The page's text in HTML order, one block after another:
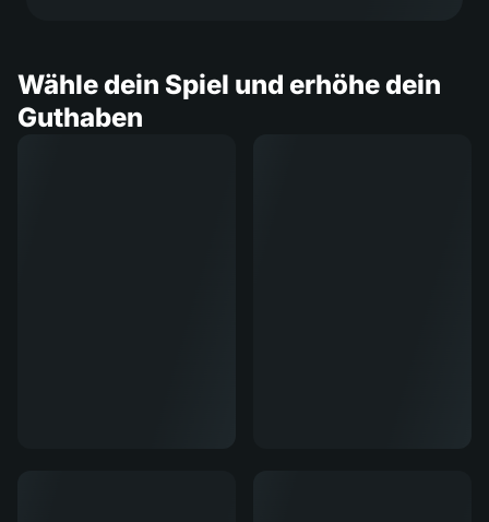
Wähle dein Spiel und erhöhe dein
Guthaben